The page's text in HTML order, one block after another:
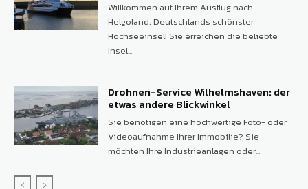
Willkommen auf Ihrem Ausflug nach
Helgoland, Deutschlands schönster
Hochseeinsel! Sie erreichen die beliebte
Insel...
Drohnen-Service Wilhelmshaven: der
etwas andere Blickwinkel
Sie benötigen eine hochwertige Foto- oder
Videoaufnahme Ihrer Immobilie? Sie
möchten Ihre Industrieanlagen oder...